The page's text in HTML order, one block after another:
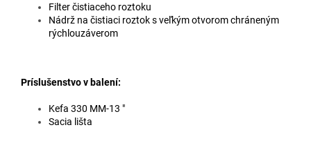
Filter čistiaceho roztoku
Nádrž na čistiaci roztok s veľkým otvorom chráneným
rýchlouzáverom
Príslušenstvo v balení:
Kefa 330 MM-13 "
Sacia lišta